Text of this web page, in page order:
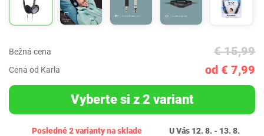
Bežná cena € 15,99
Cena od Karla od € 7,99
Vyberte si z 2 variant
Posledné 2 varianty na sklade
U Vás 12. 8. - 13. 8.